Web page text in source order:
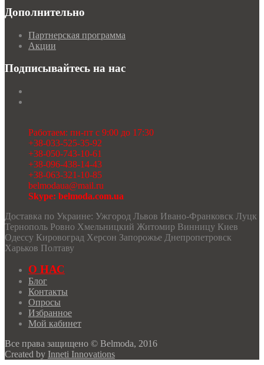
Дополнительно
Партнерская программа
Акции
Подписывайтесь на нас
Работаем: пн-пт с 9:00 до 17:30
+38-033-525-35-92
+38-050-743-10-61
+38-096-438-14-43
+38-063-321-10-85
belmodaua@mail.ru
Skype: belmoda.com.ua
Доставка по Украине: Ужгород Львов Ивано-Франковск Луцк
Тернополь Ровно Хмельницкий Житомир Винницу Киев
Одессу Кировоград Херсон Запорожье Днепропетровск
Харьков Полтаву
О НАС
Блог
Контакты
Опросы
Избранное
Мой кабинет
Все права защищено © Belmoda, 2016
Created by Inneti Innovations